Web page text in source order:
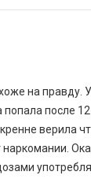
на правду.
попала после
верила
наркомании.